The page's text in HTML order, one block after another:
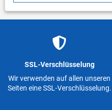
SSL-Verschlüsselung
Wir verwenden auf allen unseren
Seiten eine SSL-Verschlüsselung.